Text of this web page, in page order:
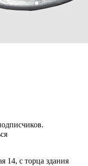
14, с торца здания